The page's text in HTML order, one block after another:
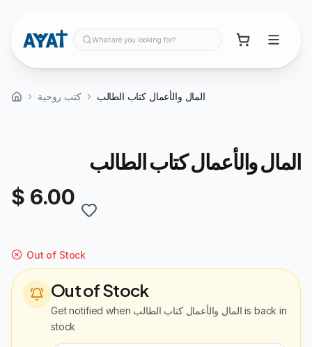
What are you looking for?
كتب روحية المال والأعمال كتاب الطالب
المال والأعمال كتاب الطالب
$ 6.00
Out of Stock
Out of Stock
Get notified when المال والأعمال كتاب الطالب is back in
stock